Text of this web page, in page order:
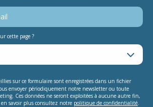
cette page ?
sur ce formulaire sont enregistrées dans un fichier
envoyer périodiquement notre newsletter ou toute
Ces données ne seront exploitées à aucune autre fin,
savoir plus consultez notre politique de confidentialité